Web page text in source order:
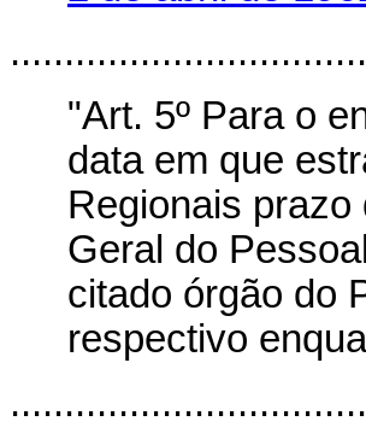
"Art. 5º Para o
data em que
Regionais
Geral do
citado órgão do
respectivo